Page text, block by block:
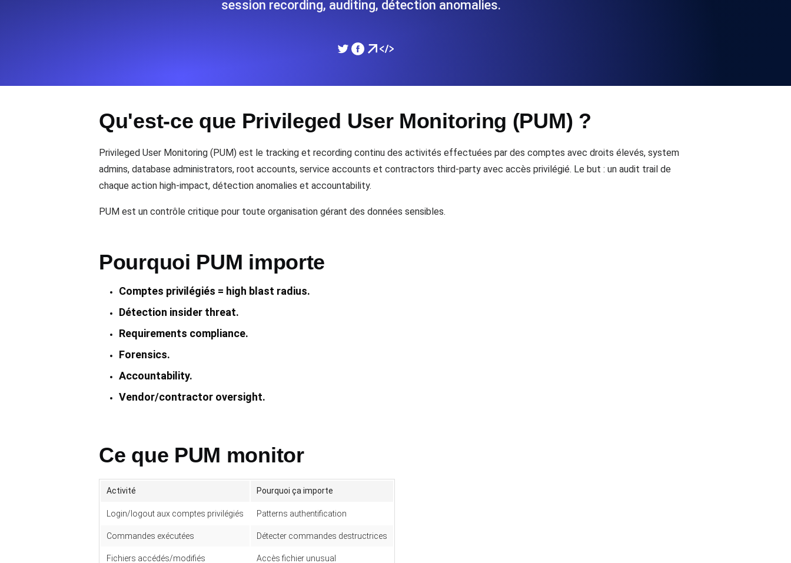
Surveillez les informations et les performances de votre site Web. Surveiller la vitesse et la fonctionnalité de l'API
commencer.
Cron Job Monitoring
Heartbeat monitoring pour cron jobs et tâches planifiées. Gratuit pour
DNS Monitoring
DNS monitoring avec vérification des enregistrements et alertes.
TCP Monitoring
Moniteurs en YAML, JS et MCP
session recording, auditing, détection anomalies.
Qu'est-ce que Privileged User Monitoring (PUM) ?
Privileged User Monitoring (PUM) est le tracking et recording continu des activités effectuées par des comptes avec droits élevés, system
admins, database administrators, root accounts, service accounts et contractors third-party avec accès privilégié. Le but : un audit trail de
chaque action high-impact, détection anomalies et accountability.
PUM est un contrôle critique pour toute organisation gérant des données sensibles.
Pourquoi PUM importe
Comptes privilégiés = high blast radius.
Détection insider threat.
Requirements compliance.
Forensics.
Accountability.
Vendor/contractor oversight.
Ce que PUM monitor
Activité Pourquoi ça importe
Login/logout aux comptes privilégiés Patterns authentification
Commandes exécutées Détecter commandes destructrices
Fichiers accédés/modifiés Accès fichier unusual